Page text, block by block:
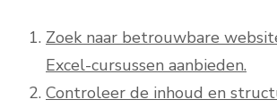
Zoek naar betrouwbare
Excel-cursussen aanbieden.
Controleer de inhoud en